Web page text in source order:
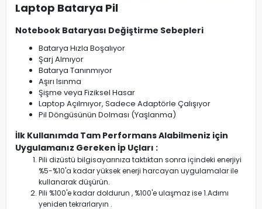
Laptop Batarya Pil
Notebook Bataryası Değiştirme Sebepleri
Batarya Hızla Boşalıyor
Şarj Almıyor
Batarya Tanınmıyor
Aşırı Isınma
Şişme veya Fiziksel Hasar
Laptop Açılmıyor, Sadece Adaptörle Çalışıyor
Pil Döngüsünün Dolması (Yaşlanma)
İlk Kullanımda Tam Performans Alabilmeniz için
Uygulamanız Gereken İp Uçları :
Pili dizüstü bilgisayarınıza taktıktan sonra içindeki enerjiyi
%5-%10'a kadar yüksek enerji harcayan uygulamalar ile
kullanarak düşürün.
Pili %100'e kadar doldurun , %100'e ulaşmaz ise 1.Adımı
yeniden tekrarlaryın .